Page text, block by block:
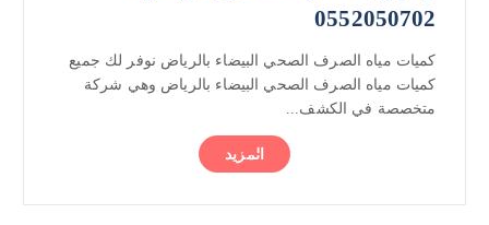
0552050702
كميات مياه الصرف الصحي البيضاء بالرياض نوفر لك جميع
كميات مياه الصرف الصحي البيضاء بالرياض وهي شركة
متخصصة في الكشف...
المزيد